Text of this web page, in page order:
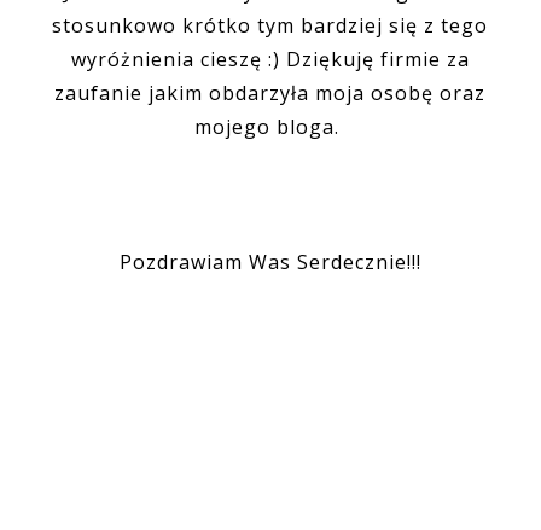
stosunkowo krótko tym bardziej się z tego
wyróżnienia cieszę :) Dziękuję firmie za
zaufanie jakim obdarzyła moja osobę oraz
mojego bloga.
Pozdrawiam Was Serdecznie!!!